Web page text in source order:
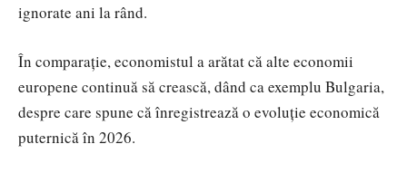
ignorate ani la rând.
În comparație, economistul a arătat că alte economii
europene continuă să crească, dând ca exemplu Bulgaria,
despre care spune că înregistrează o evoluție economică
puternică în 2026.